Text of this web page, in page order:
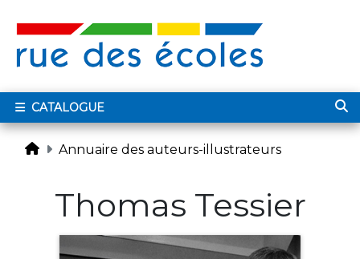
CATALOGUE
Annuaire des auteurs-illustrateurs
Thomas Tessier